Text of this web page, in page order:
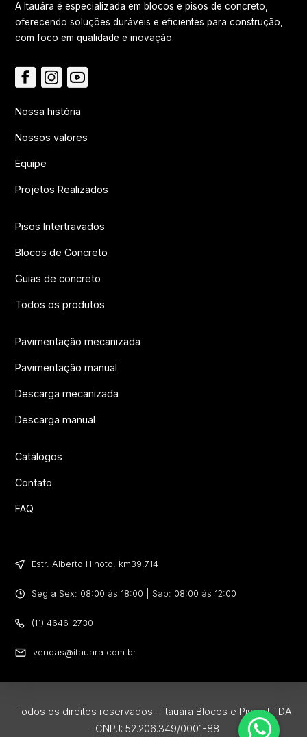
A Itauára é especializada em blocos e pisos de concreto,
oferecendo soluções duráveis e eficientes para construção,
com foco em qualidade e inovação.
Nossa história
Nossos valores
Equipe
Projetos Realizados
Pisos Intertravados
Blocos de Concreto
Guias de concreto
Todos os produtos
Pavimentação mecanizada
Pavimentação manual
Descarga mecanizada
Descarga manual
Catálogos
Contato
FAQ
Estr. Alberto Hinoto, km39,714​
Seg a Sex: 08:00 às 18:00 | Sab: 08:00 às 12:00
(11) 4646-2730
vendas@itauara.com.br
Todos os direitos reservados - Itauára Blocos e Pisos LTDA
- CNPJ: 52.206.349/0001-88